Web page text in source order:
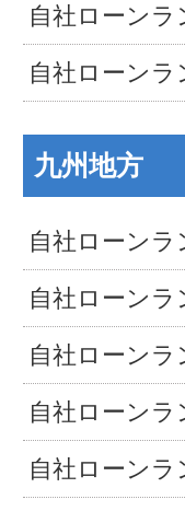
自社ローンラ
自社ローンラ
九州地方
自社ローンラ
自社ローンラ
自社ローンラ
自社ローンラ
自社ローンラ